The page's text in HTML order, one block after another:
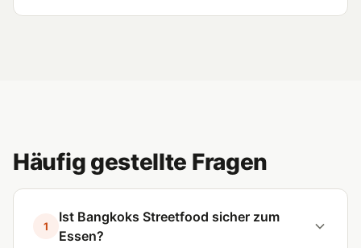
Häufig gestellte Fragen
1
Ist Bangkoks Streetfood sicher zum
Essen?